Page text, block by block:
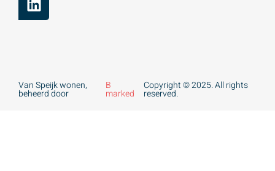
Van Speijk wonen,
beheerd door
B
marked
Copyright © 2025. All rights
reserved.